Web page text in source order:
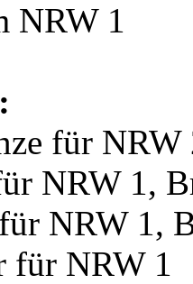
NRW 1
für NRW
NRW 1,
für NRW 1,
für NRW 1